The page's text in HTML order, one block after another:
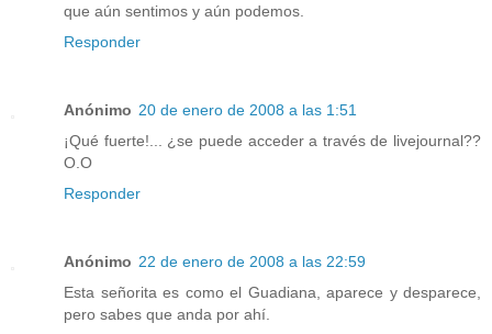
que aún sentimos y aún podemos.
Responder
Anónimo 20 de enero de 2008 a las 1:51
¡Qué fuerte!... ¿se puede acceder a través de livejournal??
O.O
Responder
Anónimo 22 de enero de 2008 a las 22:59
Esta señorita es como el Guadiana, aparece y desparece,
pero sabes que anda por ahí.